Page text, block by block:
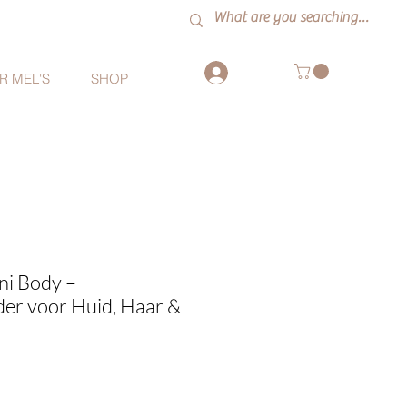
MEL'S SHOP
Body –
voor Huid, Haar &